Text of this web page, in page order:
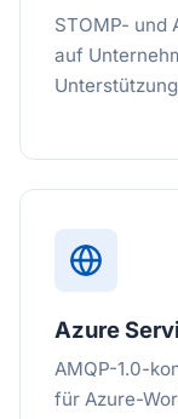
STOMP- und
auf
Azure
AMQP-1.0-
für Azure-